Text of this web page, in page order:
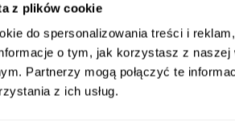
z plików cookie
do spersonalizowania treści i
o tym, jak korzystasz z
Partnerzy mogą połączyć te
z ich usług.